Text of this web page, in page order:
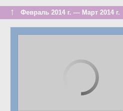
↑ Февраль 2014 г. — Март 2014 г.